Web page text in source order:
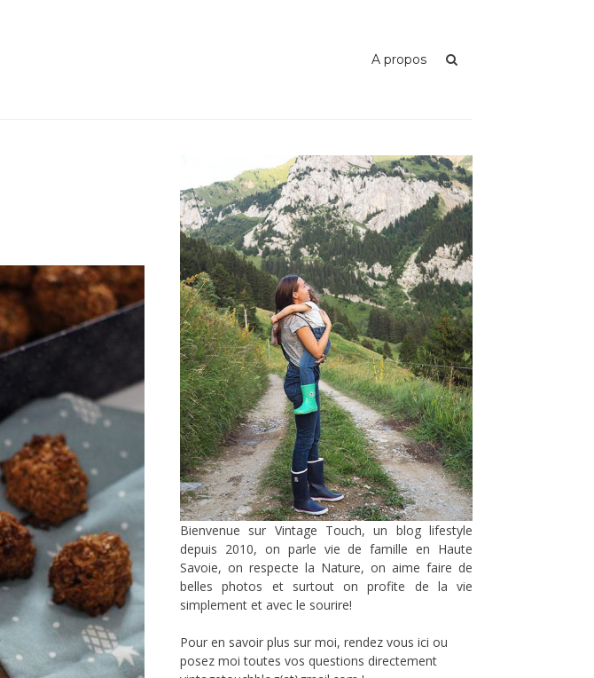
A propos
Bienvenue sur Vintage Touch, un blog lifestyle
depuis 2010, on parle vie de famille en Haute
Savoie, on respecte la Nature, on aime faire de
belles photos et surtout on profite de la vie
simplement et avec le sourire!
Pour en savoir plus sur moi, rendez vous ici ou
posez moi toutes vos questions directement